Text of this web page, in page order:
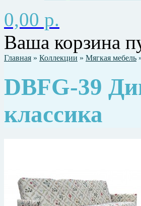
0,00 р.
Ваша корзина
Главная » Коллекции » Мягкая мебель
DBFG-39
классика